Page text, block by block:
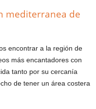
mediterranea de
encontrar a la región de
más encantadores con
tanto por su cercanía
de tener un área costera